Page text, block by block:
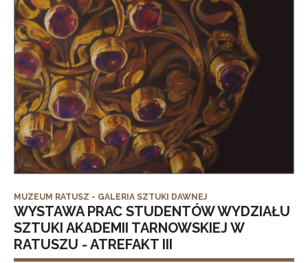
MUZEUM RATUSZ - GALERIA SZTUKI DAWNEJ
WYSTAWA PRAC STUDENTÓW WYDZIAŁU
SZTUKI AKADEMII TARNOWSKIEJ W
RATUSZU - ATREFAKT III